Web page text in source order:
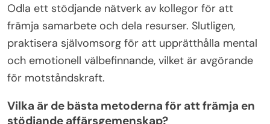
Odla ett stödjande nätverk av kollegor för att
främja samarbete och dela resurser. Slutligen,
praktisera självomsorg för att upprätthålla mental
och emotionell välbefinnande, vilket är avgörande
för motståndskraft.
Vilka är de bästa metoderna för att främja en
stödjande affärsgemenskap?